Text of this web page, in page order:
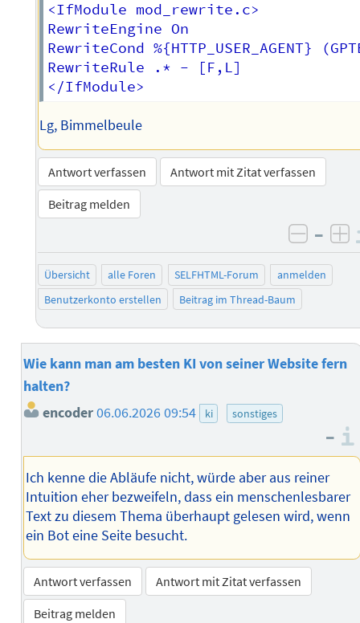
<IfModule mod_rewrite.c>
RewriteEngine On
RewriteCond
RewriteRule .* - [F,L]
Lg, Bimmelbeule
Antwort verfassen
Antwort mit Zitat verfassen
Beitrag melden
–
Übersicht alle Foren SELFHTML-Forum
anmelden
Benutzerkonto erstellen
Beitrag im Thread-Baum
Wie kann man am besten KI von seiner Website fern
halten?
encoder06.06.2026 09:54 ki sonstiges
–
Ich kenne die Abläufe nicht, würde aber aus reiner
Intuition eher bezweifeln, dass ein menschenlesbarer
Text zu diesem Thema überhaupt gelesen wird, wenn
ein Bot eine Seite besucht.
Antwort verfassen
Antwort mit Zitat verfassen
Beitrag melden